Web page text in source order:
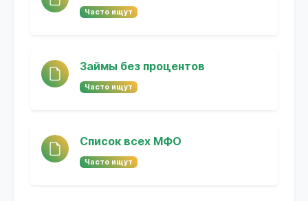
Часто ищут
Займы без процентов
Часто ищут
Список всех МФО
Часто ищут